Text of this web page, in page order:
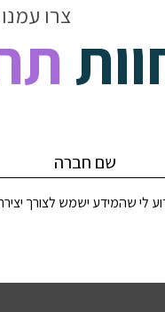
צרו
לי שהמידע ישמש לצורך